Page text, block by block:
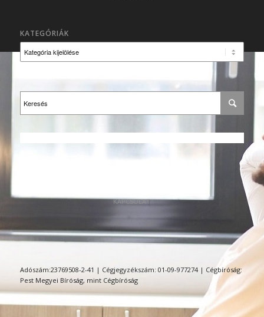
KATEGÓRIÁK
KAPCSOLAT
Adószám:23769508-2-41 | Cégjegyzékszám: 01-09-977274 | Cégbíróság:
Pest Megyei Bíróság, mint Cégbíróság